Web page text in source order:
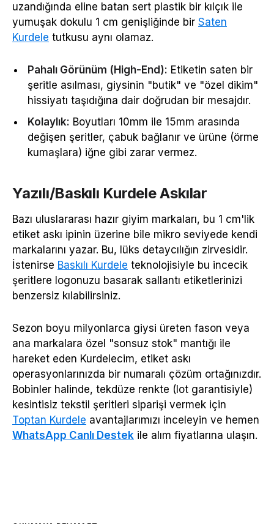
uzandığında eline batan sert plastik bir kılçık ile
yumuşak dokulu 1 cm genişliğinde bir Saten
Kurdele tutkusu aynı olamaz.
Pahalı Görünüm (High-End): Etiketin saten bir
şeritle asılması, giysinin "butik" ve "özel dikim"
hissiyatı taşıdığına dair doğrudan bir mesajdır.
Kolaylık: Boyutları 10mm ile 15mm arasında
değişen şeritler, çabuk bağlanır ve ürüne (örme
kumaşlara) iğne gibi zarar vermez.
Yazılı/Baskılı Kurdele Askılar
Bazı uluslararası hazır giyim markaları, bu 1 cm'lik
etiket askı ipinin üzerine bile mikro seviyede kendi
markalarını yazar. Bu, lüks detaycılığın zirvesidir.
İstenirse Baskılı Kurdele teknolojisiyle bu incecik
şeritlere logonuzu basarak sallantı etiketlerinizi
benzersiz kılabilirsiniz.
Sezon boyu milyonlarca giysi üreten fason veya
ana markalara özel "sonsuz stok" mantığı ile
hareket eden Kurdelecim, etiket askı
operasyonlarınızda bir numaralı çözüm ortağınızdır.
Bobinler halinde, tekdüze renkte (lot garantisiyle)
kesintisiz tekstil şeritleri siparişi vermek için
Toptan Kurdele avantajlarımızı inceleyin ve hemen
WhatsApp Canlı Destek ile alım fiyatlarına ulaşın.